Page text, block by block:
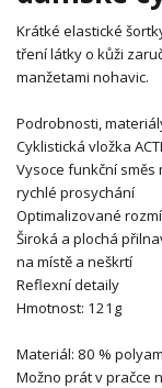
Krátké elastické
tření látky o kůži
manžetami nohavic.
Podrobnosti,
Cyklistická vložka
Vysoce funkční
rychlé prosychání
Optimalizované
Široká a plochá
na místě a neškrtí
Reflexní detaily
Hmotnost: 121g
Materiál: 80 %
Možno prát v pračce